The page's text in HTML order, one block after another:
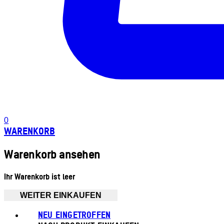
0
WARENKORB
Warenkorb ansehen
Ihr Warenkorb ist leer
WEITER EINKAUFEN
NEU EINGETROFFEN